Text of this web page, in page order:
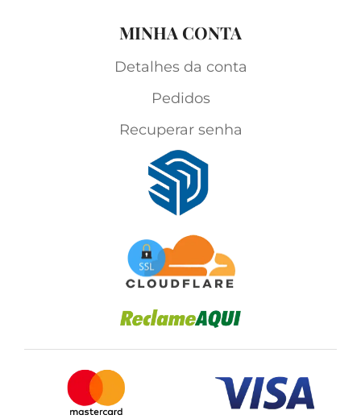
MINHA CONTA
Detalhes da conta
Pedidos
Recuperar senha